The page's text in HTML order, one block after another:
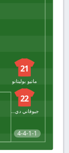
4-4-1-1
21
ماتيو بوليتانو
22
جيوفاني دي لورينزو